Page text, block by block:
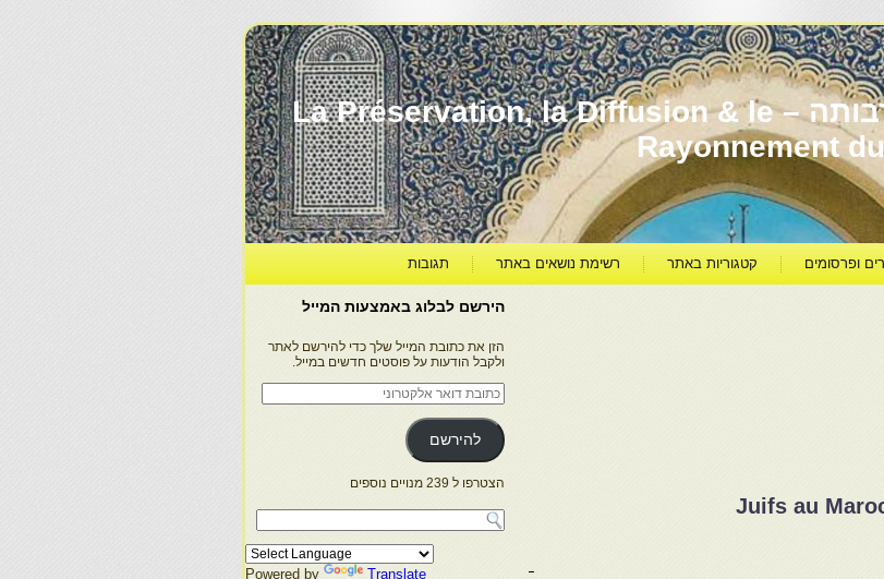
יהדות מרוקו עברה ותרבותה – La Préservation, la Diffusion & le
Rayonnement
ופרסומים קטגוריות באתר רשימת נושאים באתר תגובות
Juifs au
הירשם לבלוג באמצעות המייל
הזן את כתובת המייל שלך כדי להירשם לאתר
ולקבל הודעות על פוסטים חדשים במייל.
כתובת
דואר
אלקטרוני
להירשם
הצטרפו ל 239 מנויים נוספים
Powered by Translate